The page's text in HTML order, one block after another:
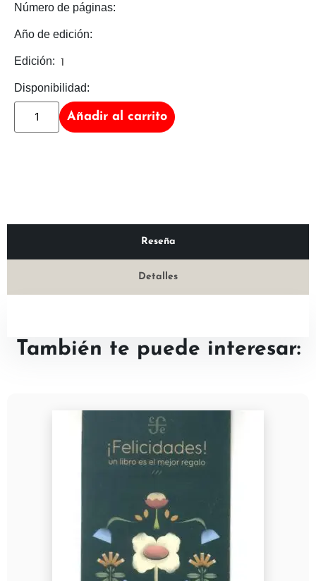
Añadir al carrito
Disponibilidad:
Edición: 1
Año de edición:
Número de páginas:
Reseña
Detalles
También te puede interesar: